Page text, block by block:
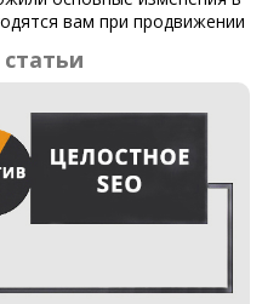
вам при продвижении